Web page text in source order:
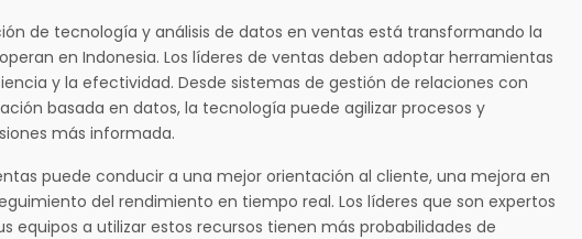
de tecnología y análisis de datos en ventas está transformando la
en Indonesia. Los líderes de ventas deben adoptar herramientas
y la efectividad. Desde sistemas de gestión de relaciones con
basada en datos, la tecnología puede agilizar procesos y
más informada.
puede conducir a una mejor orientación al cliente, una mejora en
del rendimiento en tiempo real. Los líderes que son expertos
equipos a utilizar estos recursos tienen más probabilidades de